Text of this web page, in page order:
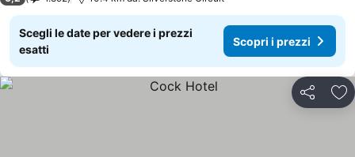
Scegli le date per vedere i prezzi
esatti
Scopri i prezzi
Condividi